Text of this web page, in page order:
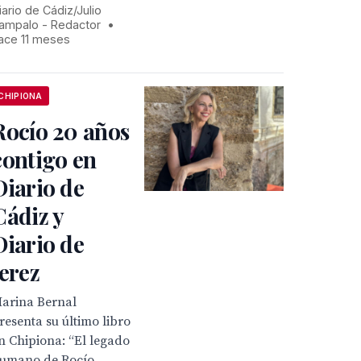
de Cádiz/Julio
- Redactor •
11 meses
20 años
en
de
y
de
Bernal
su último libro
Chipiona: “El legado